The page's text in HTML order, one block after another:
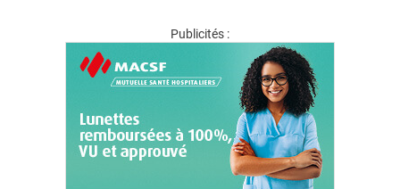
Publicités :